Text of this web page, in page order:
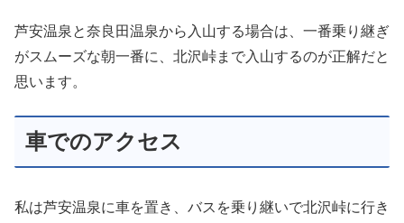
芦安温泉と奈良田温泉から入山する場合は、一番乗り継ぎ
がスムーズな朝一番に、北沢峠まで入山するのが正解だと
思います。
車でのアクセス
私は芦安温泉に車を置き、バスを乗り継いで北沢峠に行き